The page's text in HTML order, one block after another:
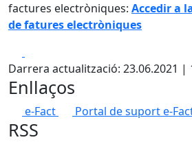
factures electròniques: Accedir a
de fatures electròniques
Darrera actualització: 23.06.2021 |
Enllaços
e-Fact Portal de suport e-
RSS